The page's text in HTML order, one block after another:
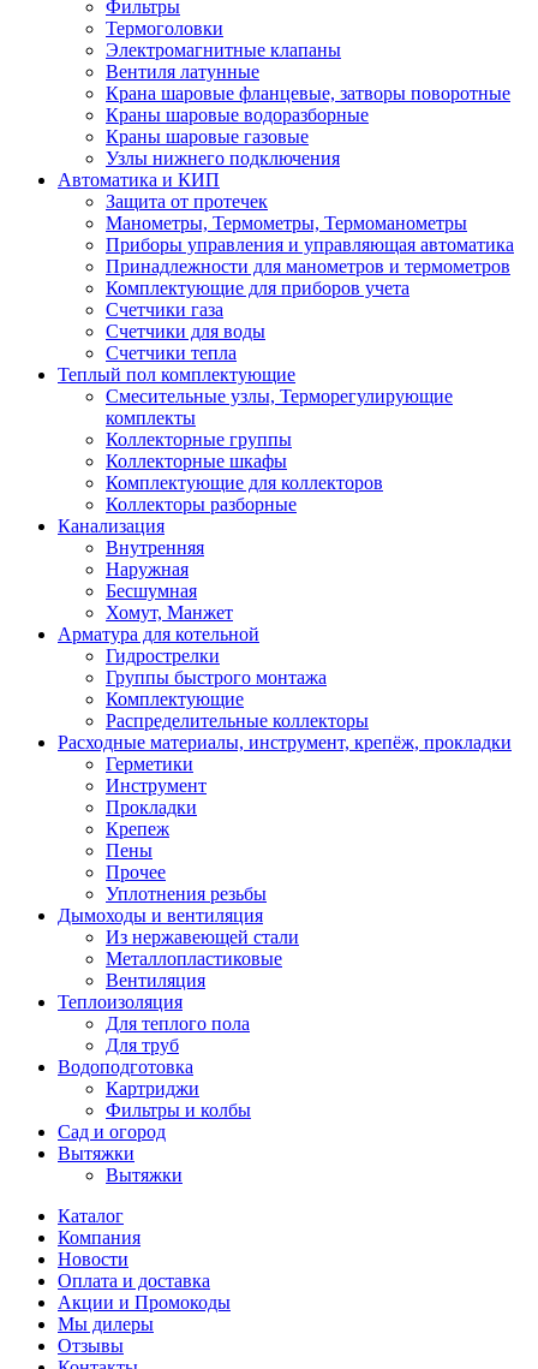
Фильтры
Термоголовки
Электромагнитные клапаны
Вентиля латунные
Крана шаровые фланцевые, затворы поворотные
Краны шаровые водоразборные
Краны шаровые газовые
Узлы нижнего подключения
Автоматика и КИП
Защита от протечек
Манометры, Термометры, Термоманометры
Приборы управления и управляющая автоматика
Принадлежности для манометров и термометров
Комплектующие для приборов учета
Счетчики газа
Счетчики для воды
Счетчики тепла
Теплый пол комплектующие
Смесительные узлы, Терморегулирующие
комплекты
Коллекторные группы
Коллекторные шкафы
Комплектующие для коллекторов
Коллекторы разборные
Канализация
Внутренняя
Наружная
Бесшумная
Хомут, Манжет
Арматура для котельной
Гидрострелки
Группы быстрого монтажа
Комплектующие
Распределительные коллекторы
Расходные материалы, инструмент, крепёж, прокладки
Герметики
Инструмент
Прокладки
Крепеж
Пены
Прочее
Уплотнения резьбы
Дымоходы и вентиляция
Из нержавеющей стали
Металлопластиковые
Вентиляция
Теплоизоляция
Для теплого пола
Для труб
Водоподготовка
Картриджи
Фильтры и колбы
Сад и огород
Вытяжки
Вытяжки
Каталог
Компания
Новости
Оплата и доставка
Акции и Промокоды
Мы дилеры
Отзывы